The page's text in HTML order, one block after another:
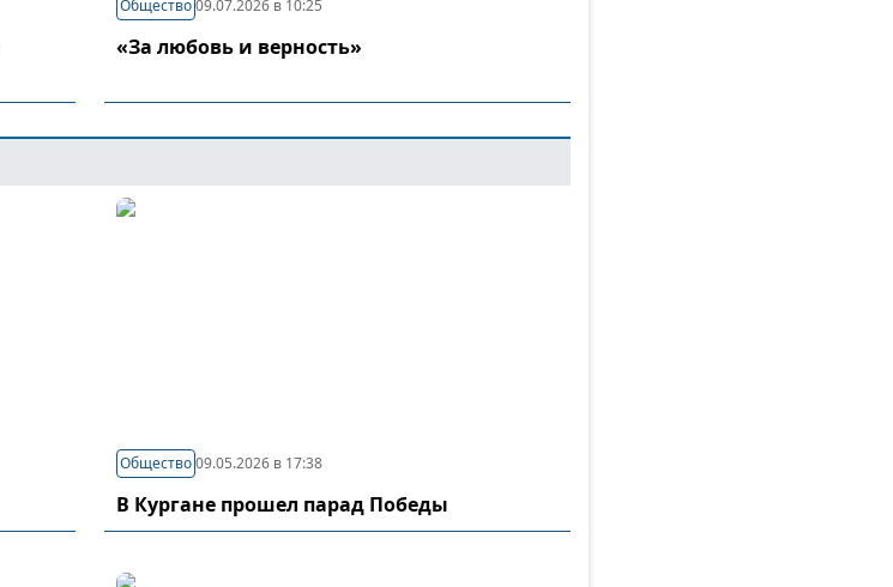
Общество 09.07.2026 в 10:25
«За любовь и верность»
Общество 09.05.2026 в 17:38
В Кургане прошел парад Победы